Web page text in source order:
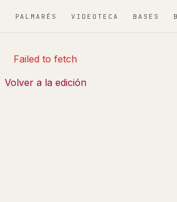
PALMARÉS VIDEOTECA BASES
Failed to fetch
Volver a la edición